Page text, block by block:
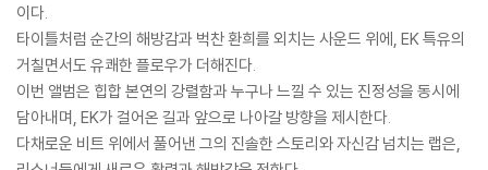
이다.
타이틀처럼 순간의 해방감과 벅찬 환희를 외치는 사운드 위에, EK 특유의
거칠면서도 유쾌한 플로우가 더해진다.
이번 앨범은 힙합 본연의 강렬함과 누구나 느낄 수 있는 진정성을 동시에
담아내며, EK가 걸어온 길과 앞으로 나아갈 방향을 제시한다.
다채로운 비트 위에서 풀어낸 그의 진솔한 스토리와 자신감 넘치는 랩은,